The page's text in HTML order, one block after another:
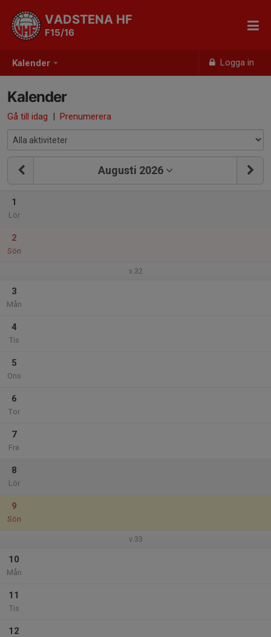
Kalender Logga in
VADSTENA HF
F15/16
Kalender
Gå till idag | Prenumerera
Augusti 2026
1
Lör
2
Sön
v.32
3
Mån
4
Tis
5
Ons
6
Tor
7
Fre
8
Lör
9
Sön
v.33
10
Mån
11
Tis
12